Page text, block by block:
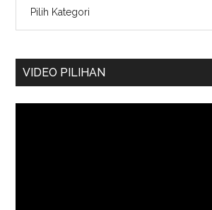
VIDEO PILIHAN